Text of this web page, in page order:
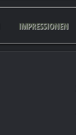
IMPRESSIONEN